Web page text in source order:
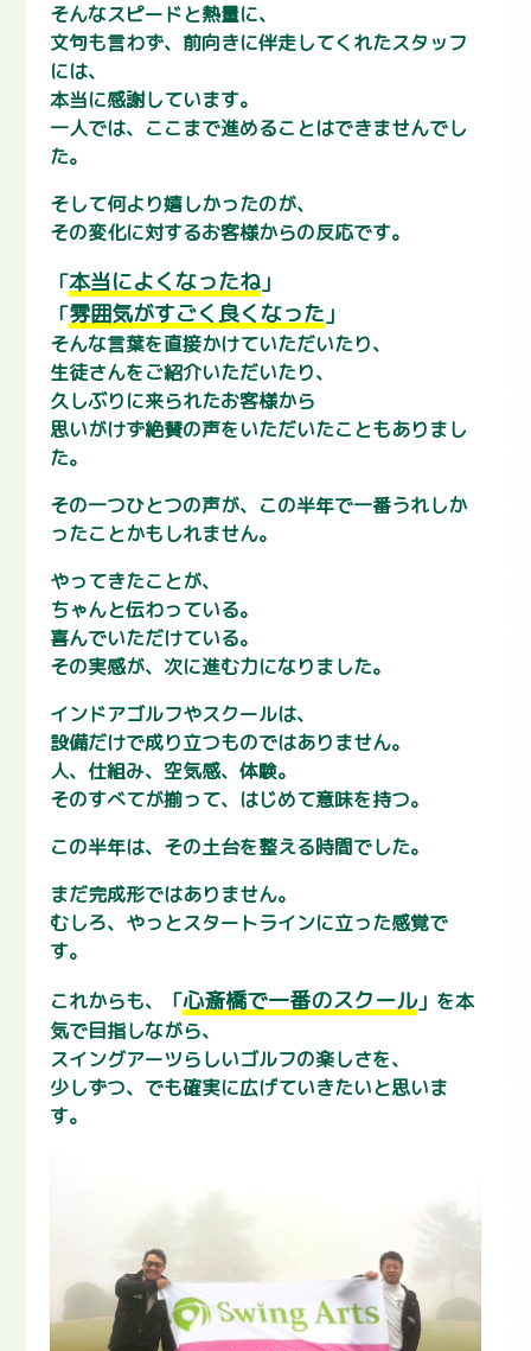
そんなスピードと熱量に、
文句も言わず、前向きに伴走してくれたスタッフ
には、
本当に感謝しています。
一人では、ここまで進めることはできませんでし
た。
そして何より嬉しかったのが、
その変化に対するお客様からの反応です。
「本当によくなったね 」
「雰囲気がすごく良くなった 」
そんな言葉を直接かけていただいたり、
生徒さんをご紹介いただいたり、
久しぶりに来られたお客様から
思いがけず絶賛の声をいただいたこともありまし
た。
その一つひとつの声が、この半年で一番うれしか
ったことかもしれません。
やってきたことが、
ちゃんと伝わっている。
喜んでいただけている。
その実感が、次に進む力になりました。
インドアゴルフやスクールは、
設備だけで成り立つものではありません。
人、仕組み、空気感、体験。
そのすべてが揃って、はじめて意味を持つ。
この半年は、その土台を整える時間でした。
まだ完成形ではありません。
むしろ、やっとスタートラインに立った感覚で
す。
これからも、「心斎橋で一番のスクール」を本
気で目指しながら、
スイングアーツらしいゴルフの楽しさを、
少しずつ、でも確実に広げていきたいと思いま
す。